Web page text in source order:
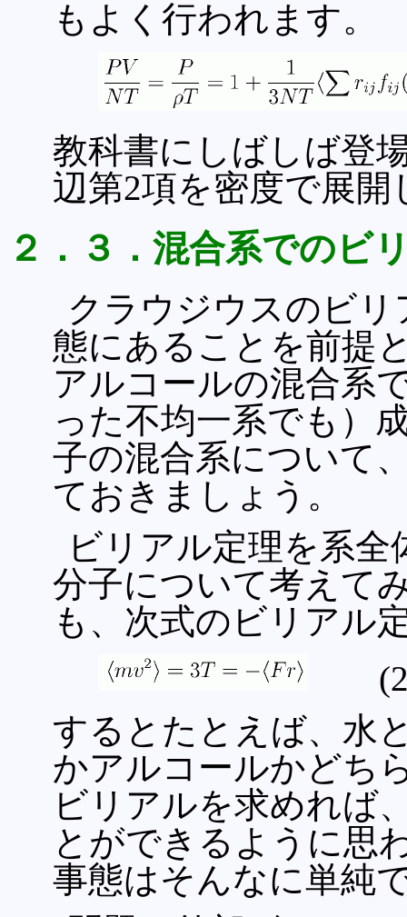
もよく行われます。
教科書にしばしば登
辺第2項を密度で展
２．３．混合系でのビ
クラウジウスのビ
態にあることを前提
アルコールの混合系
った不均一系でも）
子の混合系について
ておきましょう。
ビリアル定理を系
分子について考えて
も、次式のビリアル
するとたとえば、水
かアルコールかどち
ビリアルを求めれば
とができるように思
事態はそんなに単純